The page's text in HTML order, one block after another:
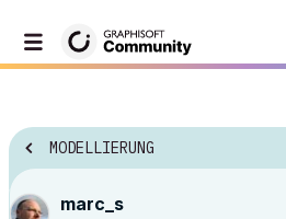
MODELLIERUNG
marc_s